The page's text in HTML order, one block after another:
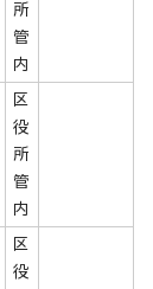
所
管
内
区
役
所
管
内
区
役